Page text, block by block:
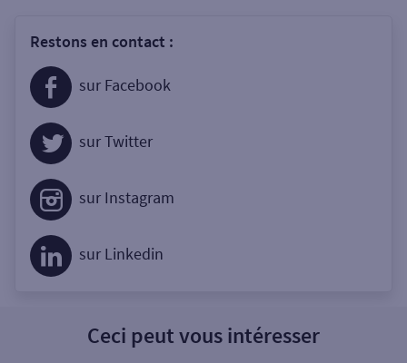
Restons en contact :
sur Facebook
sur Twitter
sur Instagram
sur Linkedin
Ceci peut vous intéresser